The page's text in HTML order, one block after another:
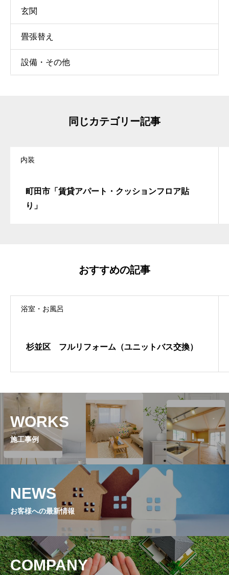
玄関
畳張替え
設備・その他
同じカテゴリー記事
内装
町田市「賃貸アパート・クッションフロア貼
り」
おすすめの記事
浴室・お風呂
杉並区 フルリフォーム（ユニットバス交換）
WORKS
施工事例
NEWS
お客様への最新情報
COMPANY